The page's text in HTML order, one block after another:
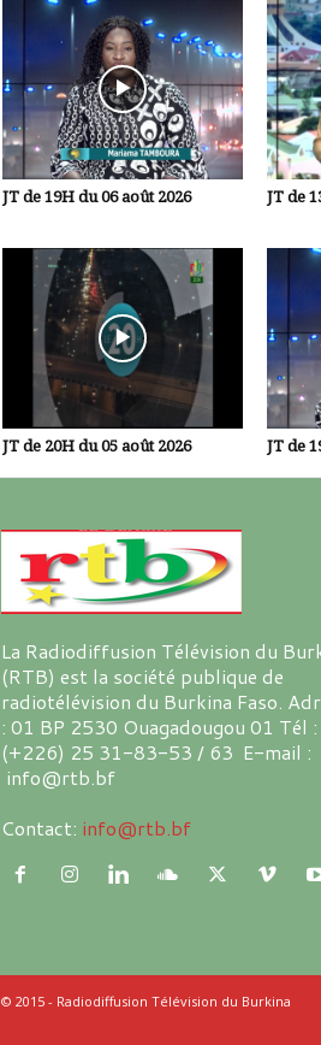
JT de 19H du 06 août 2026 JT de
JT de 20H du 05 août 2026 JT de
La Radiodiffusion Télévision du
(RTB) est la société publique de
radiotélévision du Burkina Faso.
: 01 BP 2530 Ouagadougou 01 Tél :
(+226) 25 31-83-53 / 63 E-mail :
info@rtb.bf
Contact: info@rtb.bf
© 2015 - Radiodiffusion Télévision du Burkina